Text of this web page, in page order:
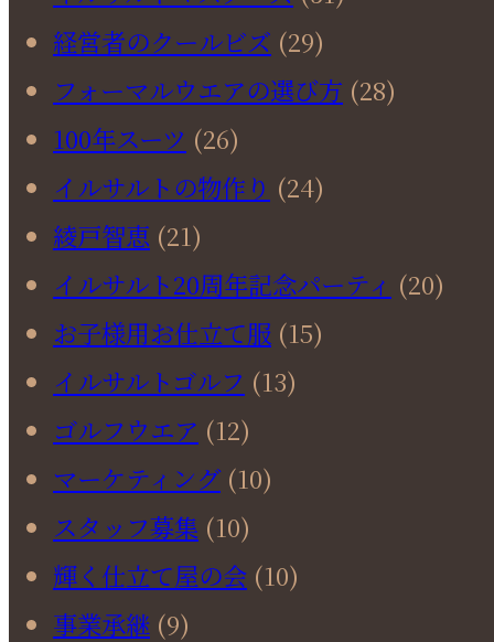
経営者のクールビズ (29)
フォーマルウエアの選び方 (28)
100年スーツ (26)
イルサルトの物作り (24)
綾戸智恵 (21)
イルサルト20周年記念パーティ (20)
お子様用お仕立て服 (15)
イルサルトゴルフ (13)
ゴルフウエア (12)
マーケティング(10)
スタッフ募集 (10)
輝く仕立て屋の会 (10)
事業承継 (9)